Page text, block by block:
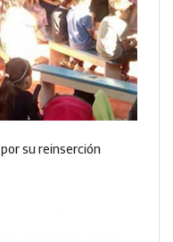
su reinserción